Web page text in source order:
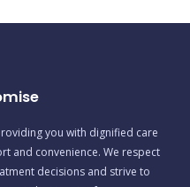
you with dignified care
and convenience. We respect
decisions and strive to